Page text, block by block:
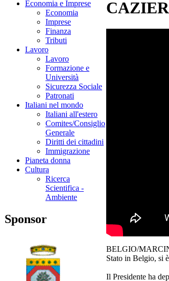
Economia e Imprese
Economia
Imprese
Finanza
Tributi
Lavoro
Lavoro
Formazione e
Università
Sicurezza Sociale
Patronati
Italiani nel mondo
Italiani all'estero
Comites/Consiglio
Generale
Diritti dei cittadini
Immigrazione
Pianeta donna
Cultura
Ricerca
Scientifica -
Ambiente
Sponsor
CAZIER
BELGIO/
Stato in Belgio, si
Il Presidente ha